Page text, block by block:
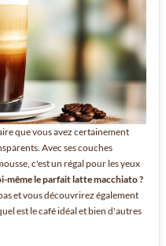
que vous avez certainement
Avec ses couches
c'est un régal pour les yeux
même le parfait latte macchiato ?
et vous découvrirez également
est le café idéal et bien d'autres